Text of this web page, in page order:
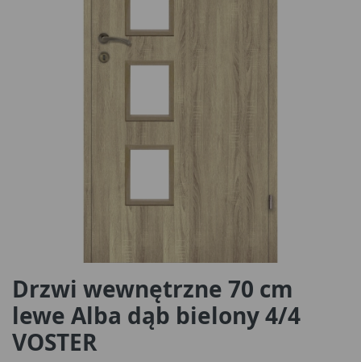
Drzwi wewnętrzne 70 cm
lewe Alba dąb bielony 4/4
VOSTER